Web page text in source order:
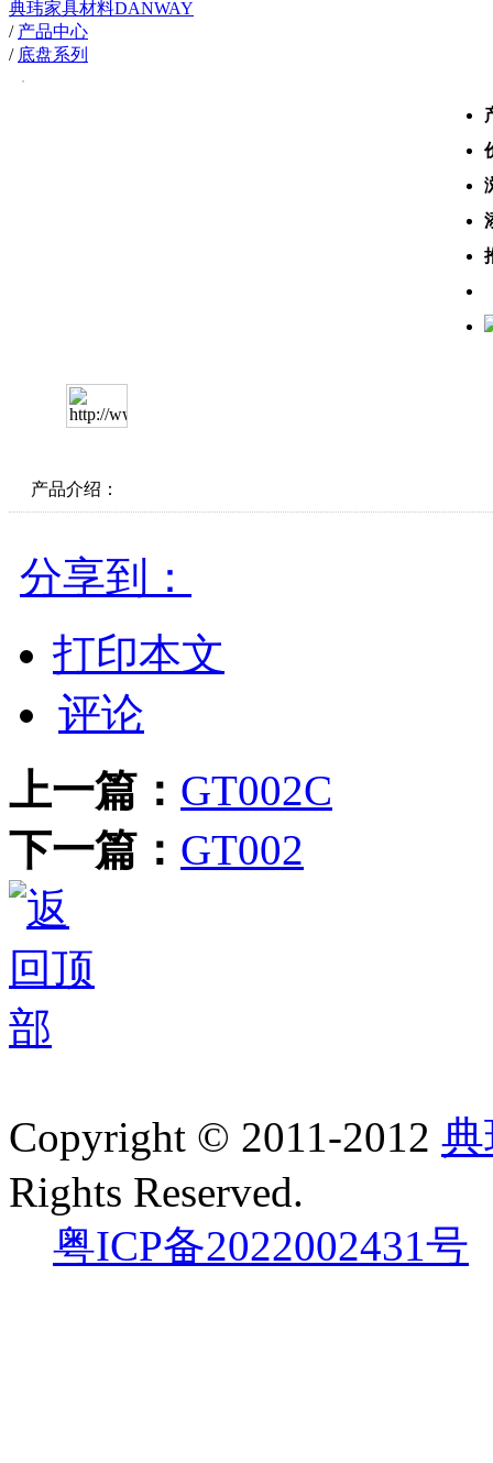
典玮家具材料DANWAY
/ 产品中心
/ 底盘系列
产品介绍：
分享到：
打印本文
评论
上一篇： GT002C
下一篇： GT002
Copyright © 2011-2012
Rights Reserved.
粤ICP备2022002431号